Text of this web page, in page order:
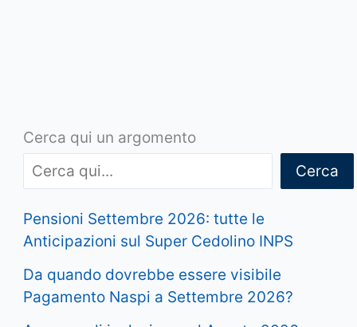
Cerca qui un argomento
Cerca
Pensioni Settembre 2026: tutte le
Anticipazioni sul Super Cedolino INPS
Da quando dovrebbe essere visibile
Pagamento Naspi a Settembre 2026?